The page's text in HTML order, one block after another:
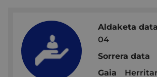
Aldaketa data
04
Sorrera data
Gaia